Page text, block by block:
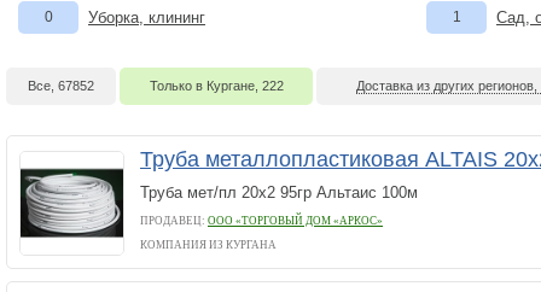
0 Уборка, клининг 1 Сад,
Все, 67852 Только в Кургане, 222 Доставка из других
Труба металлопластиковая ALTAIS
Труба мет/пл 20х2 95гр Альтаис 100м
ПРОДАВЕЦ: ООО «ТОРГОВЫЙ ДОМ «АРКОС»
КОМПАНИЯ ИЗ КУРГАНА